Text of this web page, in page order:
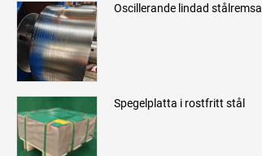
Oscillerande lindad stålremsa
Spegelplatta i rostfritt stål